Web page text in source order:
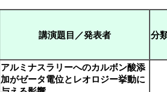
講演題目／発表者 分
アルミナスラリーへのカルボン酸添
加がゼータ電位とレオロジー挙動に